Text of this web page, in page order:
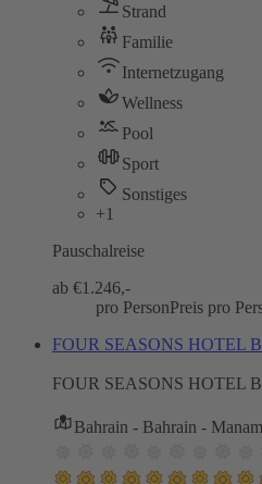
Strand
Familie
Internetzugang
Wellness
Pool
Sport
Sonstiges
+1
Pauschalreise
ab €1.246,-
pro PersonPreis pro
FOUR SEASONS HOTEL
FOUR SEASONS HOTEL
Bahrain - Bahrain -